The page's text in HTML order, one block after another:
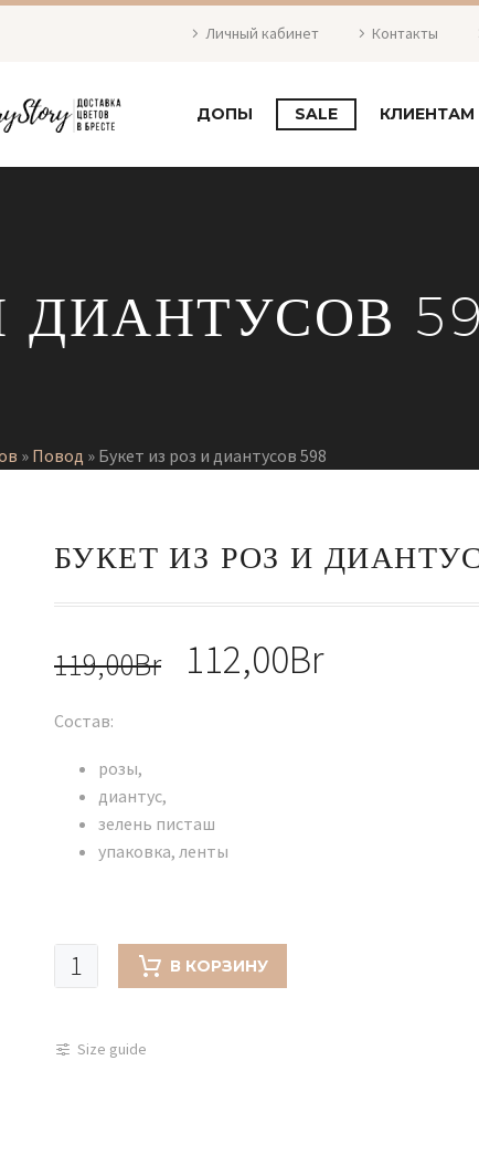
Личный кабинет Контакты
ДОПЫ SALE КЛИЕНТАМ
ДИАНТУСОВ
» Повод » Букет из роз и диантусов 598
БУКЕТ ИЗ РОЗ И
119,00Br
Первоначальная
112,00BrТекущая
Состав:
розы,
диантус,
зелень писташ
упаковка, ленты
Количество
товара
из
В КОРЗИНУ
Size guide